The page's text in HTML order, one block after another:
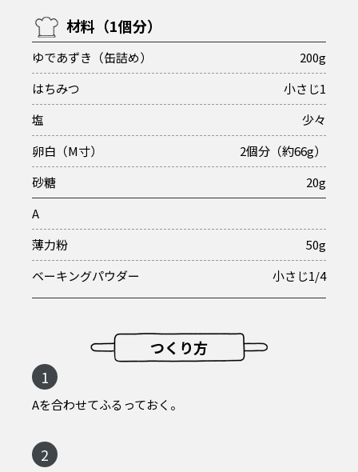
材料（1個分）
ゆであずき（缶詰め）
200g
はちみつ
小さじ1
塩
少々
卵白（M寸）
2個分（約66g）
砂糖
20g
A
薄力粉
50g
ベーキングパウダー
小さじ1/4
つくり方
1
Aを合わせてふるっておく。
2